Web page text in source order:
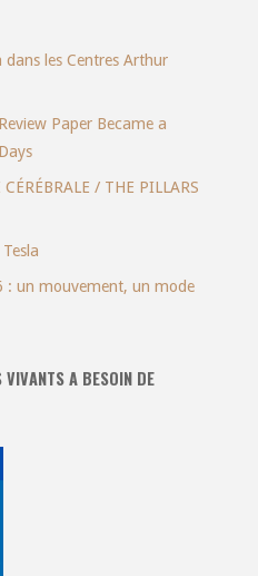
dans les Centres Arthur
Paper Became a
/ THE PILLARS
: un mouvement, un mode
VIVANTS A BESOIN DE